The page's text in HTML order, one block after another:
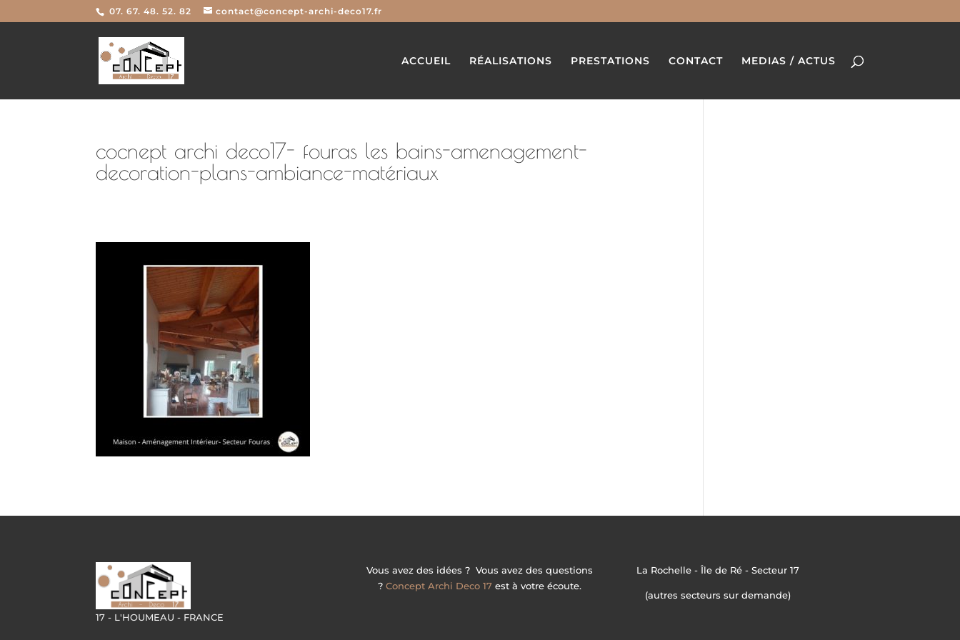
07. 67. 48. 52. 82 contact@concept-archi-deco17.fr
ACCUEIL RÉALISATIONS PRESTATIONS CONTACT MEDIAS / ACTUS
cocnept archi deco17- fouras les bains-amenagement-
decoration-plans-ambiance-matériaux
17 - L'HOUMEAU - FRANCE
Vous avez des idées ? Vous avez des questions
?Concept Archi Deco 17 est à votre écoute.
La Rochelle - Île de Ré - Secteur 17
(autres secteurs sur demande)